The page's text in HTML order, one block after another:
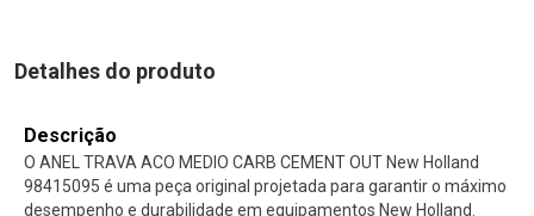
Detalhes do produto
Descrição
O ANEL TRAVA ACO MEDIO CARB CEMENT OUT New Holland
98415095 é uma peça original projetada para garantir o máximo
desempenho e durabilidade em equipamentos New Holland.